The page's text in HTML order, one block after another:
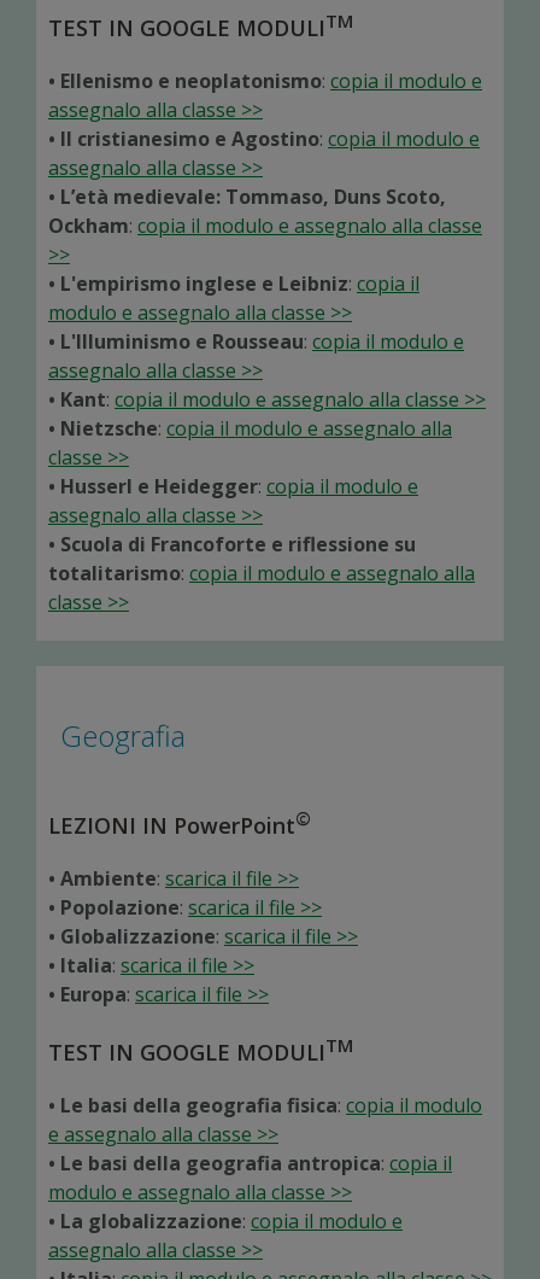
TEST IN GOOGLE MODULITM
• Ellenismo e neoplatonismo: copia il modulo e
assegnalo alla classe >>
• Il cristianesimo e Agostino: copia il modulo e
assegnalo alla classe >>
• L’età medievale: Tommaso, Duns Scoto,
Ockham: copia il modulo e assegnalo alla classe
>>
• L'empirismo inglese e Leibniz: copia il
modulo e assegnalo alla classe >>
• L'Illuminismo e Rousseau: copia il modulo e
assegnalo alla classe >>
• Kant: copia il modulo e assegnalo alla classe >>
• Nietzsche: copia il modulo e assegnalo alla
classe >>
• Husserl e Heidegger: copia il modulo e
assegnalo alla classe >>
• Scuola di Francoforte e riflessione su
totalitarismo: copia il modulo e assegnalo alla
classe >>
Geografia
LEZIONI IN PowerPoint©
• Ambiente: scarica il file >>
• Popolazione: scarica il file >>
• Globalizzazione: scarica il file >>
• Italia: scarica il file >>
• Europa: scarica il file >>
TEST IN GOOGLE MODULITM
• Le basi della geografia fisica: copia il modulo
e assegnalo alla classe >>
• Le basi della geografia antropica: copia il
modulo e assegnalo alla classe >>
• La globalizzazione: copia il modulo e
assegnalo alla classe >>